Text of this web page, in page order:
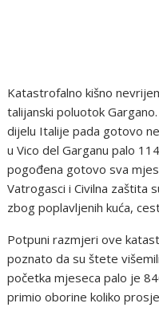
Katastrofalno kišno
talijanski poluotok
dijelu Italije pada gotovo
u Vico del Garganu palo
pogođena gotovo sva
Vatrogasci i Civilna zaštita
zbog poplavljenih kuća,
Potpuni razmjeri ove
poznato da su štete
početka mjeseca palo je
primio oborine koliko